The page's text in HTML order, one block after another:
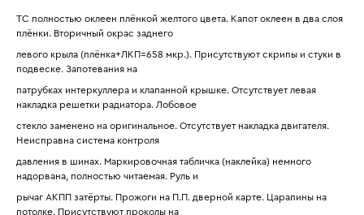
ТС полностью оклеен плёнкой желтого цвета. Капот оклеен в два слоя
плёнки. Вторичный окрас заднего
левого крыла (плёнка+ЛКП=658 мкр.). Присутствуют скрипы и стуки в
подвеске. Запотевания на
патрубках интеркуллера и клапанной крышке. Отсутствует левая
накладка решетки радиатора. Лобовое
стекло заменено на оригинальное. Отсутствует накладка двигателя.
Неисправна система контроля
давления в шинах. Маркировочная табличка (наклейка) немного
надорвана, полностью читаемая. Руль и
рычаг АКПП затёрты. Прожоги на П.П. дверной карте. Царапины на
потолке. Присутствуют проколы на